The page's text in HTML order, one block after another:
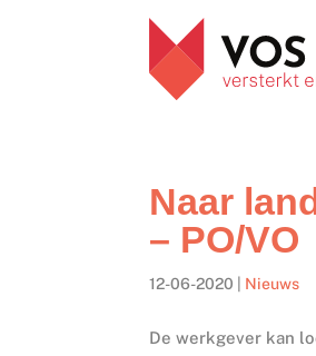
Naar
– PO/VO
12-06-2020 Nieuws
De werkgever kan